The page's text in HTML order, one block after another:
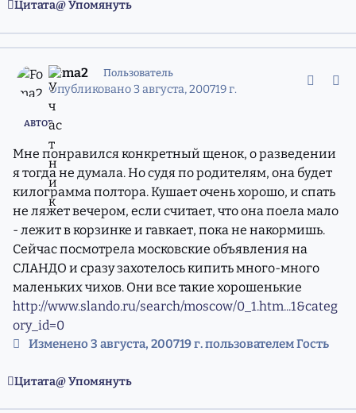
Цитата Упомянуть
Foma2 Пользователь
Опубликовано3 августа, 200719 г.
АВТОР
Мне понравился конкретный щенок, о разведении
я тогда не думала. Но судя по родителям, она будет
килограмма полтора. Кушает очень хорошо, и спать
не ляжет вечером, если считает, что она поела мало
- лежит в корзинке и гавкает, пока не накормишь.
Сейчас посмотрела московские объявления на
СЛАНДО и сразу захотелось кипить много-много
маленьких чихов. Они все такие хорошенькие
http://www.slando.ru/search/moscow/0_1.htm...1&categ
ory_id=0
Изменено3 августа, 200719 г.пользователем Гость
Цитата Упомянуть